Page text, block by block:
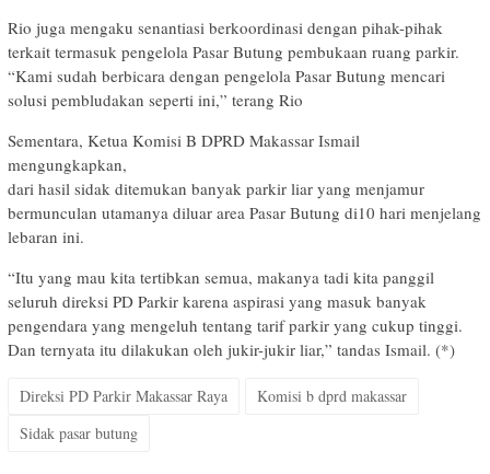
Rio juga mengaku senantiasi berkoordinasi dengan pihak-pihak
terkait termasuk pengelola Pasar Butung pembukaan ruang parkir.
“Kami sudah berbicara dengan pengelola Pasar Butung mencari
solusi pembludakan seperti ini,” terang Rio
Sementara, Ketua Komisi B DPRD Makassar Ismail
mengungkapkan,
dari hasil sidak ditemukan banyak parkir liar yang menjamur
bermunculan utamanya diluar area Pasar Butung di10 hari menjelang
lebaran ini.
“Itu yang mau kita tertibkan semua, makanya tadi kita panggil
seluruh direksi PD Parkir karena aspirasi yang masuk banyak
pengendara yang mengeluh tentang tarif parkir yang cukup tinggi.
Dan ternyata itu dilakukan oleh jukir-jukir liar,” tandas Ismail. (*)
Direksi PD Parkir Makassar Raya
Komisi b dprd makassar
Sidak pasar butung